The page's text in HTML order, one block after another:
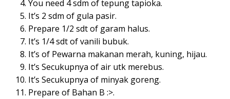
You need 4 sdm of tepung tapioka.
It’s 2 sdm of gula pasir.
Prepare 1/2 sdt of garam halus.
It’s 1/4 sdt of vanili bubuk.
It’s of Pewarna makanan merah, kuning, hijau.
It’s Secukupnya of air utk merebus.
It’s Secukupnya of minyak goreng.
Prepare of Bahan B :>.